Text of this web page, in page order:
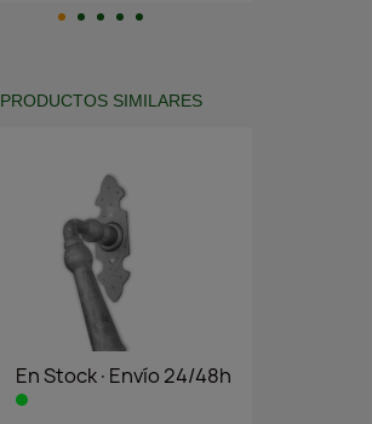
PRODUCTOS SIMILARES
En Stock·Envío 24/48h